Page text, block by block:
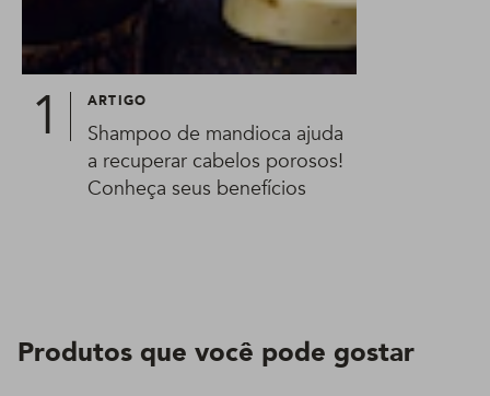
ARTIGO
Shampoo de mandioca ajuda
a recuperar cabelos porosos!
Conheça seus benefícios
Produtos que você pode gostar